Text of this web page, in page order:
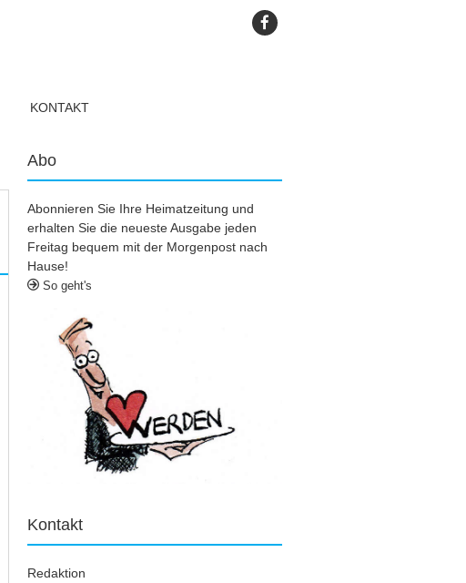
KONTAKT
Abo
Abonnieren Sie Ihre Heimatzeitung und
erhalten Sie die neueste Ausgabe jeden
Freitag bequem mit der Morgenpost nach
Hause!
So geht's
Kontakt
Redaktion